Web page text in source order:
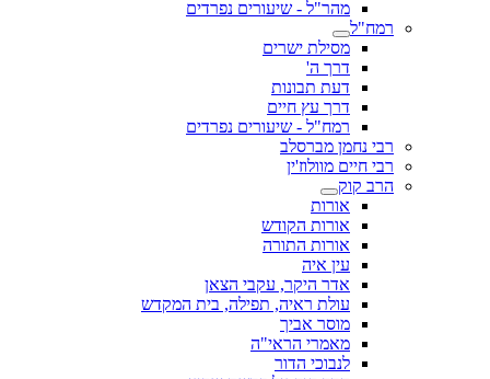
מהר"ל - שיעורים נפרדים
רמח"ל
מסילת ישרים
דרך ה'
דעת תבונות
דרך עץ חיים
רמח"ל - שיעורים נפרדים
רבי נחמן מברסלב
רבי חיים מוולוז'ין
הרב קוק
אורות
אורות הקודש
אורות התורה
עין איה
אדר היקר, עקבי הצאן
עולת ראיה, תפילה, בית המקדש
מוסר אביך
מאמרי הראי"ה
לנבוכי הדור